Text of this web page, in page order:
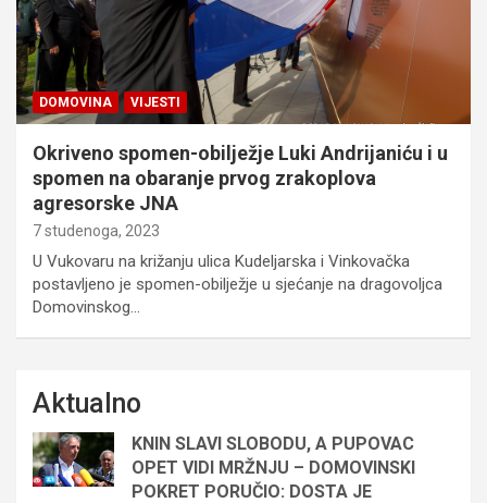
DOMOVINA VIJESTI
Okriveno spomen-obilježje Luki Andrijaniću i u
spomen na obaranje prvog zrakoplova
agresorske JNA
7 studenoga, 2023
U Vukovaru na križanju ulica Kudeljarska i Vinkovačka
postavljeno je spomen-obilježje u sjećanje na dragovoljca
Domovinskog…
Aktualno
KNIN SLAVI SLOBODU, A PUPOVAC
OPET VIDI MRŽNJU – DOMOVINSKI
POKRET PORUČIO: DOSTA JE